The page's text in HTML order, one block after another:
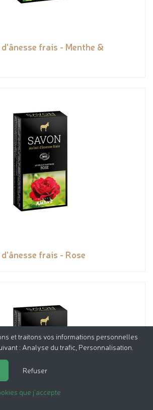
frais - Menthe &
frais - Rose
et traitons vos informations personnelles
: Analyse du trafic, Personnalisation
Refuser
que j'accepte